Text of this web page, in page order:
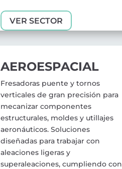
VER SECTOR
AEROESPACIAL
Fresadoras puente y tornos
verticales de gran precisión para
mecanizar componentes
estructurales, moldes y utillajes
aeronáuticos. Soluciones
diseñadas para trabajar con
aleaciones ligeras y
superaleaciones, cumpliendo con